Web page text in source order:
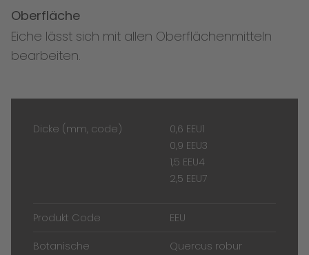
Oberfläche
Eiche lässt sich mit allen Oberflächenmitteln
bearbeiten.
Dicke (mm, code)
0,6 EEU1
0,9 EEU3
1,5 EEU4
2,5 EEU7
Produkt Code EEU
Botanische
Quercus robur